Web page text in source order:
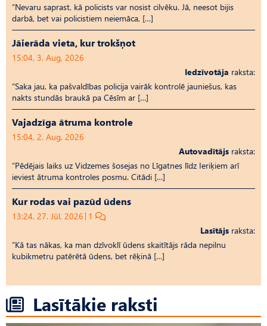
“Nevaru saprast, kā policists var nosist cilvēku. Jā, neesot bijis
darbā, bet vai policistiem neiemāca, […]
Jāierāda vieta, kur trokšņot
15:04, 3. Aug, 2026
Iedzīvotāja raksta:
“Saka jau, ka pašvaldības policija vairāk kontrolē jauniešus, kas
nakts stundās braukā pa Cēsīm ar […]
Vajadzīga ātruma kontrole
15:04, 2. Aug, 2026
Autovadītājs raksta:
“Pēdējais laiks uz Vid­ze­mes šosejas no Līgatnes līdz Ieriķiem arī
ieviest ātruma kontroles posmu. Citādi […]
Kur rodas vai pazūd ūdens
13:24, 27. Jūl, 2026 1
Lasītājs raksta:
“Kā tas nākas, ka man dzīvoklī ūdens skaitītājs rāda nepilnu
kubikmetru patērētā ūdens, bet rēķinā […]
Lasītākie raksti